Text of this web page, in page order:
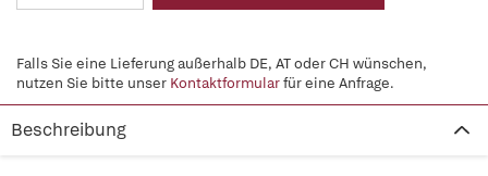
Falls Sie eine Lieferung außerhalb DE, AT oder CH wünschen,
nutzen Sie bitte unser Kontaktformularfür eine Anfrage.
Beschreibung